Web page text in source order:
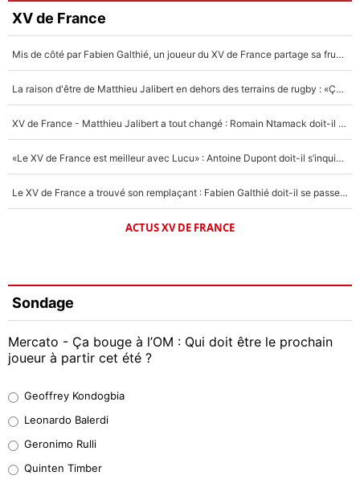
XV de France
Mis de côté par Fabien Galthié, un joueur du XV de France partage sa frustration : «ils ne me l’ont pas dit tout de suite»
La raison d'être de Matthieu Jalibert en dehors des terrains de rugby : «Ça m'atteint autant que si tu touches à un membre de ma famille»
XV de France - Matthieu Jalibert a tout changé : Romain Ntamack doit-il s’inquiéter pour sa place à un an de la Coupe du monde ?
«Le XV de France est meilleur avec Lucu» : Antoine Dupont doit-il s’inquiéter pour sa place ?
Le XV de France a trouvé son remplaçant : Fabien Galthié doit-il se passer d'Antoine Dupont ?
ACTUS XV DE FRANCE
Sondage
Mercato - Ça bouge à l’OM : Qui doit être le prochain
joueur à partir cet été ?
38%
32%
Geoffrey Kondogbia
Leonardo Balerdi
Geronimo Rulli
Quinten Timber